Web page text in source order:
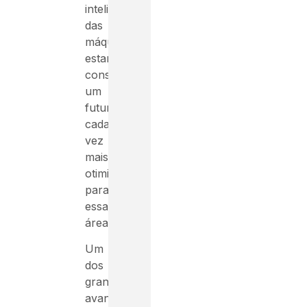
inteligência
das
máquinas,
estamos
construindo
um
futuro
cada
vez
mais
otimista
para
essa
área.
Um
dos
grandes
avanços